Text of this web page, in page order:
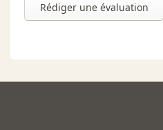
Rédiger une évaluation